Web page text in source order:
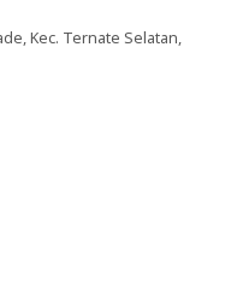
Kec. Ternate Selatan,